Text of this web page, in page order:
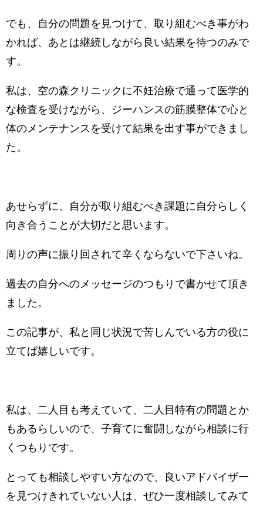
でも、自分の問題を見つけて、取り組むべき事がわ
かれば、あとは継続しながら良い結果を待つのみで
す。
私は、空の森クリニックに不妊治療で通って医学的
な検査を受けながら、ジーハンスの筋膜整体で心と
体のメンテナンスを受けて結果を出す事ができまし
た。
あせらずに、自分が取り組むべき課題に自分らしく
向き合うことが大切だと思います。
周りの声に振り回されて辛くならないで下さいね。
過去の自分へのメッセージのつもりで書かせて頂き
ました。
この記事が、私と同じ状況で苦しんでいる方の役に
立てば嬉しいです。
私は、二人目も考えていて、二人目特有の問題とか
もあるらしいので、子育てに奮闘しながら相談に行
くつもりです。
とっても相談しやすい方なので、良いアドバイザー
を見つけきれていない人は、ぜひ一度相談してみて